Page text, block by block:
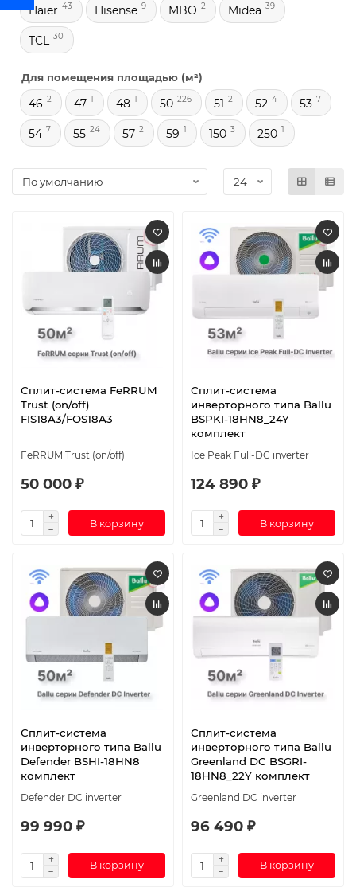
Haier 43 Hisense 9 MBO 2 Midea 39
TCL 30
Для помещения площадью (м²)
46 2 47 1 48 1 50 226 51 2 52 4 53 7
54 7 55 24 57 2 59 1 150 3 250 1
Сплит-система FeRRUM
Trust (on/off)
FIS18A3/FOS18A3
FeRRUM Trust (on/off)
50 000 ₽
В корзину
Сплит-система
инверторного типа Ballu
BSPKI-18HN8_24Y
комплект
Ice Peak Full-DC inverter
124 890 ₽
В корзину
Сплит-система
инверторного типа Ballu
Defender BSHI-18HN8
комплект
Defender DC inverter
99 990 ₽
В корзину
Сплит-система
инверторного типа Ballu
Greenland DC BSGRI-
18HN8_22Y комплект
Greenland DC inverter
96 490 ₽
В корзину